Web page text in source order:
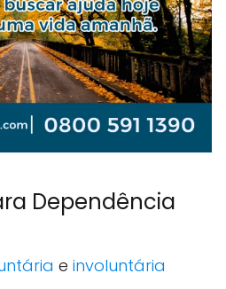
Dependência
e involuntária